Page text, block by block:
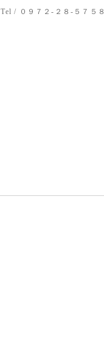
Tel / ０９７２-２８-５７５８